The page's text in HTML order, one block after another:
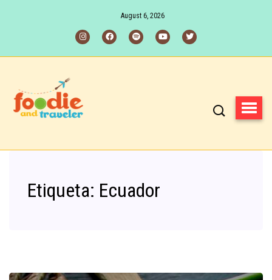
August 6, 2026
Etiqueta: Ecuador